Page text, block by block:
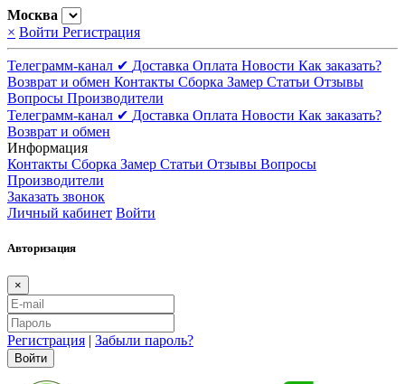
Москва
× Войти Регистрация
Телеграмм-канал ✔ Доставка Оплата Новости Как заказать?
Возврат и обмен Контакты Сборка Замер Статьи Отзывы
Вопросы Производители
Телеграмм-канал ✔ Доставка Оплата Новости Как заказать?
Возврат и обмен
Информация
Контакты Сборка Замер Статьи Отзывы Вопросы
Производители
Заказать звонок
Личный кабинет Войти
Авторизация
×
Регистрация | Забыли пароль?
Войти